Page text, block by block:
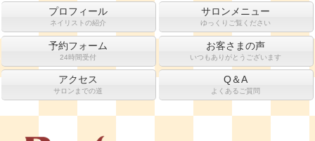
プロフィール
ネイリストの紹介
サロンメニュー
ゆっくりご覧ください
予約フォーム
24時間受付
お客さまの声
いつもありがとうございます
アクセス
サロンまでの道
Q＆A
よくあるご質問